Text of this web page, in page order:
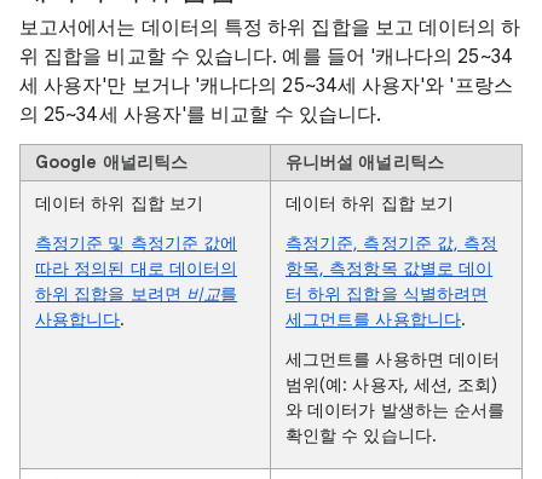
보고서에서는 데이터의 특정 하위 집합을 보고 데이터의 하
위 집합을 비교할 수 있습니다. 예를 들어 '캐나다의 25~34
세 사용자'만 보거나 '캐나다의 25~34세 사용자'와 '프랑스
의 25~34세 사용자'를 비교할 수 있습니다.
Google 애널리틱스
유니버설 애널리틱스
데이터 하위 집합 보기
측정기준 및 측정기준 값에
따라 정의된 대로 데이터의
하위 집합을 보려면 비교를
사용합니다.
데이터 하위 집합 보기
측정기준, 측정기준 값, 측정
항목, 측정항목 값별로 데이
터 하위 집합을 식별하려면
세그먼트를 사용합니다.
세그먼트를 사용하면 데이터
범위(예: 사용자, 세션, 조회)
와 데이터가 발생하는 순서를
확인할 수 있습니다.